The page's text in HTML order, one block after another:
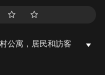
公寓，居民和訪客